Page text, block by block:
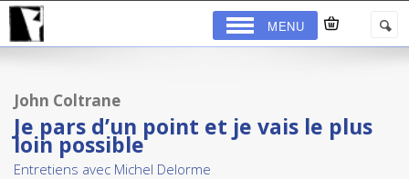
MENU
John Coltrane
Je pars d’un point et je vais le plus
loin possible
Entretiens avec Michel Delorme